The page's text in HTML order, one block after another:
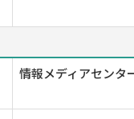
情報メディアセンタ